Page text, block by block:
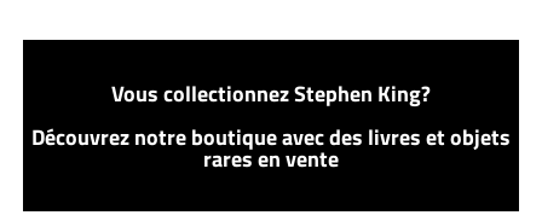
Vous collectionnez Stephen King?
Découvrez notre boutique avec des livres et objets
rares en vente